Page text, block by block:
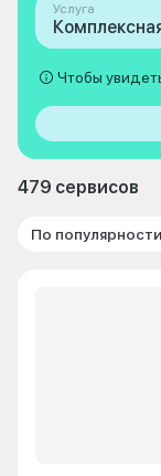
Услуга
Чтобы
479 сервисов
По популярности